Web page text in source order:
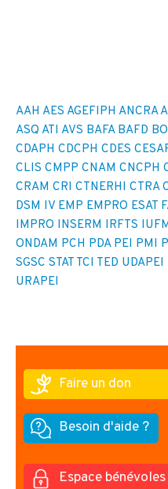
AAH AES AGEFIPH ANCRA
ASQ ATI AVS BAFA BAFD
CDAPH CDCPH CDES
CLIS CMPP CNAM CNCPH
CRAM CRI CTNERHI CTRA
DSM IV EMP EMPRO ESAT
IMPRO INSERM IRFTS
ONDAM PCH PDA PEI PMI
SGSC STAT TCI TED UDAPEI
URAPEI
Faire un don
Besoin d'aide ?
Espace bénévoles